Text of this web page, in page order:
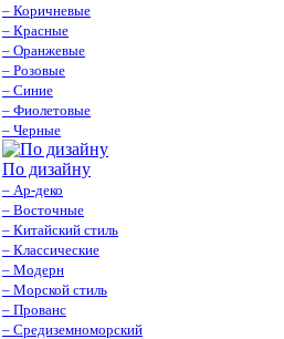
– Коричневые
– Красные
– Оранжевые
– Розовые
– Синие
– Фиолетовые
– Черные
По дизайну
– Ар-деко
– Восточные
– Китайский стиль
– Классические
– Модерн
– Морской стиль
– Прованс
– Средиземноморский